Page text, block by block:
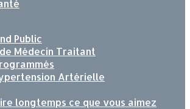
Public
Médecin Traitant
Artérielle
longtemps ce que vous aimez